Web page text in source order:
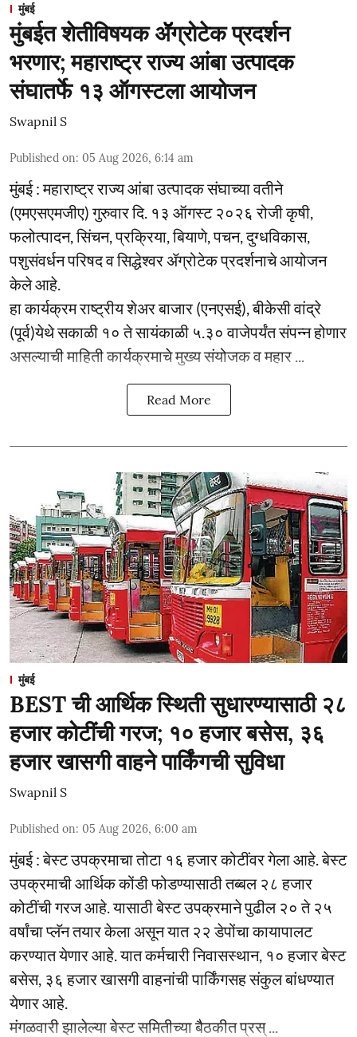
मुंबई
मुंबईत शेतीविषयक ॲॅग्रोटेक प्रदर्शन
भरणार; महाराष्ट्र राज्य आंबा उत्पादक
संघातर्फे १३ ऑगस्टला आयोजन
Swapnil S
Published on: 05 Aug 2026, 6:14 am
मुंबई : महाराष्ट्र राज्य आंबा उत्पादक संघाच्या वतीने
(एमएसएमजीए) गुरुवार दि. १३ ऑगस्ट २०२६ रोजी कृषी,
फलोत्पादन, सिंचन, प्रक्रिया, बियाणे, पचन, दुग्धविकास,
पशुसंवर्धन परिषद व सिद्धेश्वर ॲग्रोटेक प्रदर्शनाचे आयोजन
केले आहे.
हा कार्यक्रम राष्ट्रीय शेअर बाजार (एनएसई), बीकेसी वांद्रे
(पूर्व)येथे सकाळी १० ते सायंकाळी ५.३० वाजेपर्यंत संपन्न होणार
असल्याची माहिती कार्यक्रमाचे मुख्य संयोजक व महार ...
Read More
मुंबई
BEST ची आर्थिक स्थिती सुधारण्यासाठी २८
हजार कोटींची गरज; १० हजार बसेस, ३६
हजार खासगी वाहने पार्किंगची सुविधा
Swapnil S
Published on: 05 Aug 2026, 6:00 am
मुंबई : बेस्ट उपक्रमाचा तोटा १६ हजार कोटींवर गेला आहे. बेस्ट
उपक्रमाची आर्थिक कोंडी फोडण्यासाठी तब्बल २८ हजार
कोटींची गरज आहे. यासाठी बेस्ट उपक्रमाने पुढील २० ते २५
वर्षांचा प्लॅन तयार केला असून यात २२ डेपोंचा कायापालट
करण्यात येणार आहे. यात कर्मचारी निवासस्थान, १० हजार बेस्ट
बसेस, ३६ हजार खासगी वाहनांची पार्किंगसह संकुल बांधण्यात
येणार आहे.
मंगळवारी झालेल्या बेस्ट समितीच्या बैठकीत प्रस् ...